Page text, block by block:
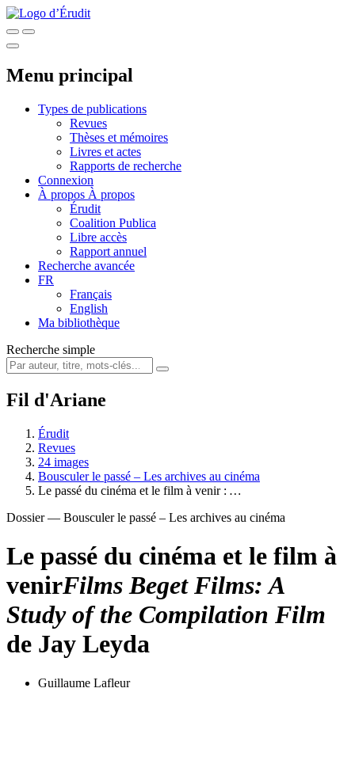
Menu principal
Types de publications
Revues
Thèses et mémoires
Livres et actes
Rapports de recherche
Connexion
À propos À propos
Érudit
Coalition Publica
Libre accès
Rapport annuel
Recherche avancée
FR
Français
English
Ma bibliothèque
Recherche simple
Fil d'Ariane
Érudit
Revues
24 images
Bousculer le passé – Les archives au cinéma
Le passé du cinéma et le film à venir : …
Dossier — Bousculer le passé – Les archives au cinéma
Le passé du cinéma et le film à
venirFilms Beget Films: A
Study of the Compilation Film
de Jay Leyda
Guillaume Lafleur